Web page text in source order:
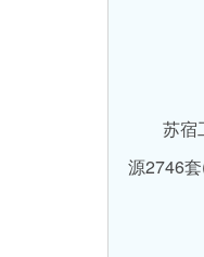
苏宿工
源2746